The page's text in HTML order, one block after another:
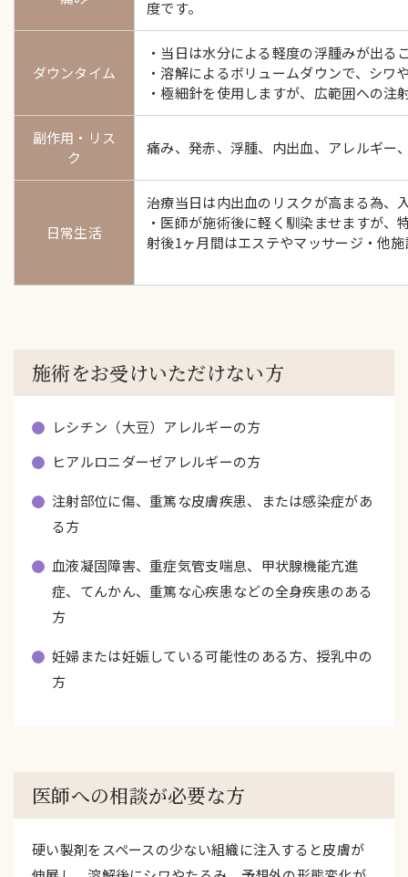
度です。
ダウンタイム
・当日は水分による軽度の浮腫みが出る
・溶解によるボリュームダウンで、シワ
・極細針を使用しますが、広範囲への
副作用・リス
ク
痛み、発赤、浮腫、内出血、アレルギー
日常生活
治療当日は内出血のリスクが高まる為、
・医師が施術後に軽く馴染ませますが
射後1ヶ月間はエステやマッサージ・他
施術をお受けいただけない方
レシチン（大豆）アレルギーの方
ヒアルロニダーゼアレルギーの方
注射部位に傷、重篤な皮膚疾患、または感染症があ
る方
血液凝固障害、重症気管支喘息、甲状腺機能亢進
症、てんかん、重篤な心疾患などの全身疾患のある
方
妊婦または妊娠している可能性のある方、授乳中の
方
医師への相談が必要な方
硬い製剤をスペースの少ない組織に注入すると皮膚が